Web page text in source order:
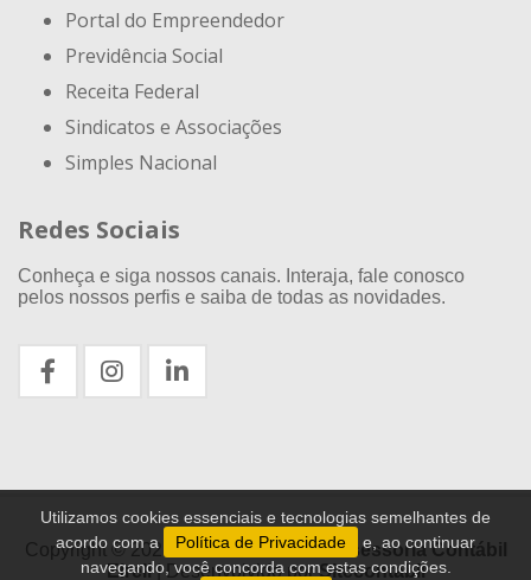
Utilizamos cookies essenciais e tecnologias semelhantes de
acordo com a
Política de Privacidade
e, ao continuar
navegando, você concorda com estas condições.
Portal do Empreendedor
Previdência Social
Receita Federal
Sindicatos e Associações
Simples Nacional
Redes Sociais
Conheça e siga nossos canais. Interaja, fale conosco
pelos nossos perfis e saiba de todas as novidades.
Copyright © 2021 - 2026Exacthus Assessoria Contábil
Eireli| Desenvolvido porSitecontabil